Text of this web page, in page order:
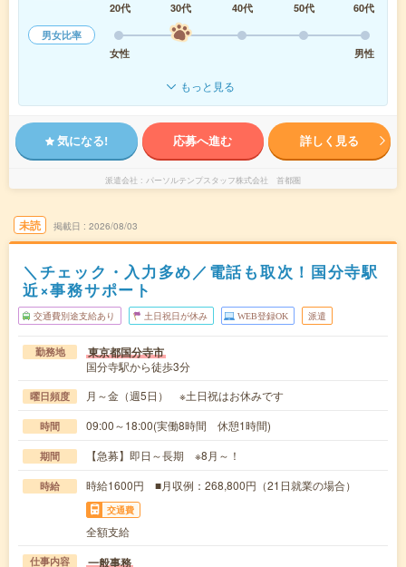
20代
30代 40代 50代
60代
男女比率
女性
男性
もっと見る
気になる! 応募へ進む 詳しく見る
派遣会社 パーソルテンプスタッフ株式会社 首都圏
未読 掲載日 2026/08/03
＼チェック・入力多め／電話も取次！国分寺駅
近×事務サポート
交通費別途支給あり 土日祝日が休み WEB登録OK 派遣
勤務地 東京都国分寺市
国分寺駅から徒歩3分
曜日頻度 月～金（週5日） ※土日祝はお休みです
時間 09:00～18:00(実働8時間 休憩1時間)
期間 【急募】即日～長期 ※8月～！
時給 時給1600円 ■月収例：268,800円（21日就業の場合）
交通費
全額支給
仕事内容 一般事務